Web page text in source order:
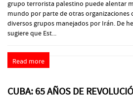
grupo terrorista palestino puede alentar
mundo por parte de otras organizaciones
diversos grupos manejados por Irán. De
sugiere que Est...
Read more
CUBA: 65 AÑOS DE